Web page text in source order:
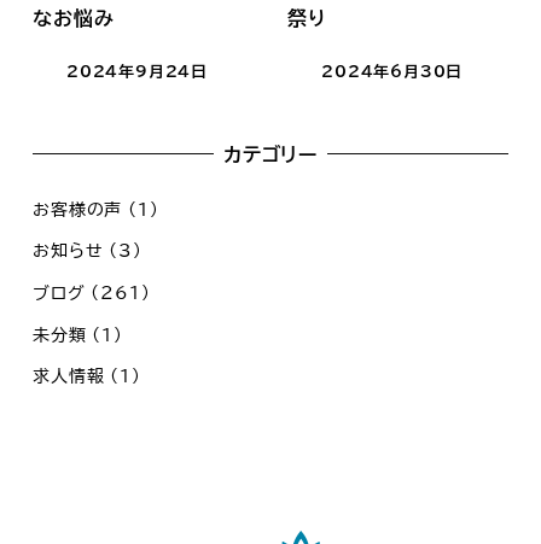
なお悩み
2024年9月24日
祭り
2024年6月30日
カテゴリー
お客様の声 (1)
お知らせ (3)
ブログ (261)
未分類 (1)
求人情報 (1)